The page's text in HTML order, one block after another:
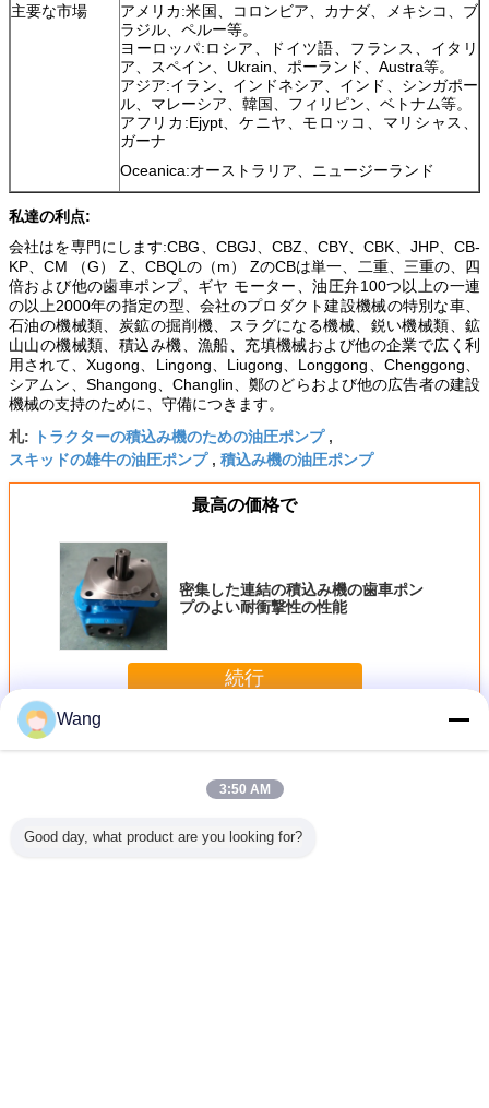
主要な市場
アメリカ:米国、コロンビア、カナダ、メキシコ、ブ
ラジル、ペルー等。
ヨーロッパ:ロシア、ドイツ語、フランス、イタリ
ア、スペイン、Ukrain、ポーランド、Austra等。
アジア:イラン、インドネシア、インド、シンガポー
ル、マレーシア、韓国、フィリピン、ベトナム等。
アフリカ:Ejypt、ケニヤ、モロッコ、マリシャス、
ガーナ
Oceanica:オーストラリア、ニュージーランド
私達の利点:
会社はを専門にします:CBG、CBGJ、CBZ、CBY、CBK、JHP、CB-
KP、CM （G） Z、CBQLの（m） ZのCBは単一、二重、三重の、四
倍および他の歯車ポンプ、ギヤ モーター、油圧弁100つ以上の一連
の以上2000年の指定の型、会社のプロダクト建設機械の特別な車、
石油の機械類、炭鉱の掘削機、スラグになる機械、鋭い機械類、鉱
山山の機械類、積込み機、漁船、充填機械および他の企業で広く利
用されて、Xugong、Lingong、Liugong、Longgong、Chenggong、
シアムン、Shangong、Changlin、鄭のどらおよび他の広告者の建設
機械の支持のために、守備につきます。
札:
トラクターの積込み機のための油圧ポンプ,
スキッドの雄牛の油圧ポンプ, 積込み機の油圧ポンプ
最高の価格で
密集した連結の積込み機の歯車ポン
プのよい耐衝撃性の性能
続行
多く積込み機の歯車ポンプ
Wang
3:50 AM
Good day, what product are you looking for?